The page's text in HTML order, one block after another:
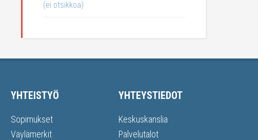
(ei otsikkoa)
YHTEISTYÖ
Sopimukset
Väylämerkit
YHTEYSTIEDOT
Keskuskanslia
Palvelutalot